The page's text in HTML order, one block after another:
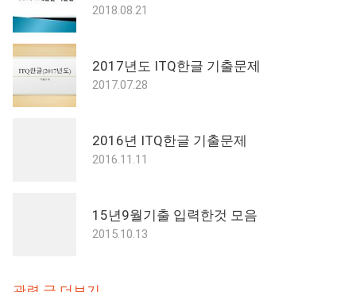
2018.08.21
2017년도 ITQ한글 기출문제
2017.07.28
2016년 ITQ한글 기출문제
2016.11.11
15년9월기출 입력한것 모음
2015.10.13